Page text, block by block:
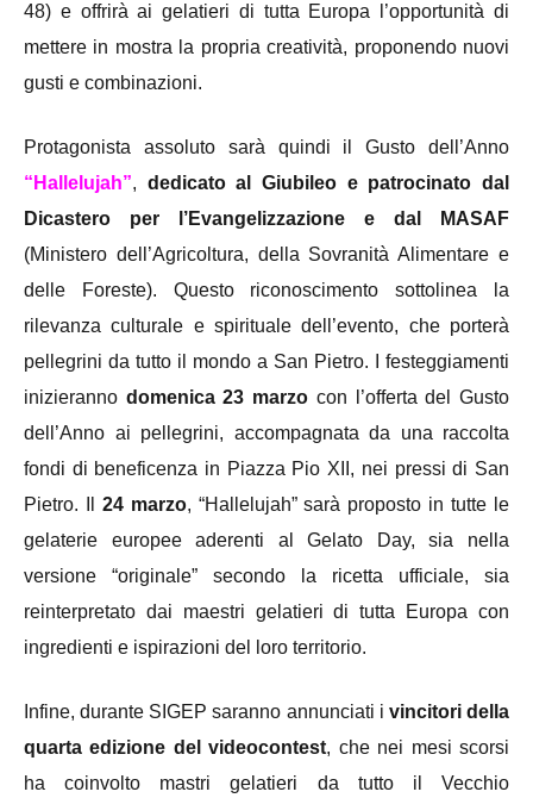
48) e offrirà ai gelatieri di tutta Europa l’opportunità di
mettere in mostra la propria creatività, proponendo nuovi
gusti e combinazioni.
Protagonista assoluto sarà quindi il Gusto dell’Anno
“Hallelujah”, dedicato al Giubileo e patrocinato dal
Dicastero per l’Evangelizzazione e dal MASAF
(Ministero dell’Agricoltura, della Sovranità Alimentare e
delle Foreste). Questo riconoscimento sottolinea la
rilevanza culturale e spirituale dell’evento, che porterà
pellegrini da tutto il mondo a San Pietro. I festeggiamenti
inizieranno domenica 23 marzo con l’offerta del Gusto
dell’Anno ai pellegrini, accompagnata da una raccolta
fondi di beneficenza in Piazza Pio XII, nei pressi di San
Pietro. Il 24 marzo, “Hallelujah” sarà proposto in tutte le
gelaterie europee aderenti al Gelato Day, sia nella
versione “originale” secondo la ricetta ufficiale, sia
reinterpretato dai maestri gelatieri di tutta Europa con
ingredienti e ispirazioni del loro territorio.
Infine, durante SIGEP saranno annunciati i vincitori della
quarta edizione del videocontest, che nei mesi scorsi
ha coinvolto mastri gelatieri da tutto il Vecchio